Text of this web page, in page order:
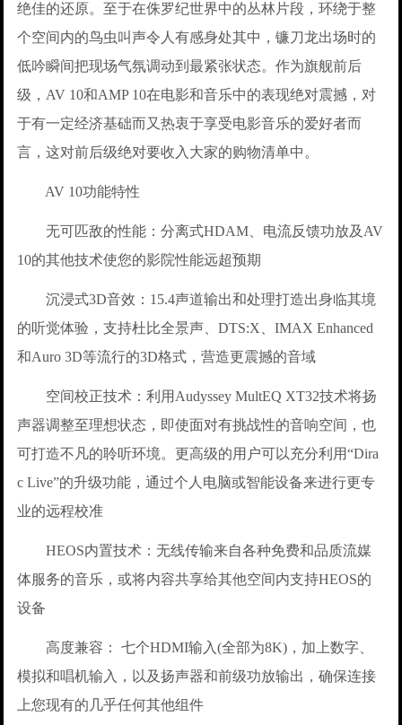
绝佳的还原。至于在侏罗纪世界中的丛林片段，环绕于整
个空间内的鸟虫叫声令人有感身处其中，镰刀龙出场时的
低吟瞬间把现场气氛调动到最紧张状态。作为旗舰前后
级，AV 10和AMP 10在电影和音乐中的表现绝对震撼，对
于有一定经济基础而又热衷于享受电影音乐的爱好者而
言，这对前后级绝对要收入大家的购物清单中。
AV 10功能特性
无可匹敌的性能：分离式HDAM、电流反馈功放及AV
10的其他技术使您的影院性能远超预期
沉浸式3D音效：15.4声道输出和处理打造出身临其境
的听觉体验，支持杜比全景声、DTS:X、IMAX Enhanced
和Auro 3D等流行的3D格式，营造更震撼的音域
空间校正技术：利用Audyssey MultEQ XT32技术将扬
声器调整至理想状态，即使面对有挑战性的音响空间，也
可打造不凡的聆听环境。更高级的用户可以充分利用“Dira
c Live”的升级功能，通过个人电脑或智能设备来进行更专
业的远程校准
HEOS内置技术：无线传输来自各种免费和品质流媒
体服务的音乐，或将内容共享给其他空间内支持HEOS的
设备
高度兼容： 七个HDMI输入(全部为8K)，加上数字、
模拟和唱机输入，以及扬声器和前级功放输出，确保连接
上您现有的几乎任何其他组件